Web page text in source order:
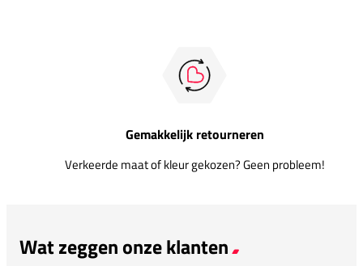
Gemakkelijk retourneren
Verkeerde maat of kleur gekozen? Geen probleem!
Wat zeggen onze klanten